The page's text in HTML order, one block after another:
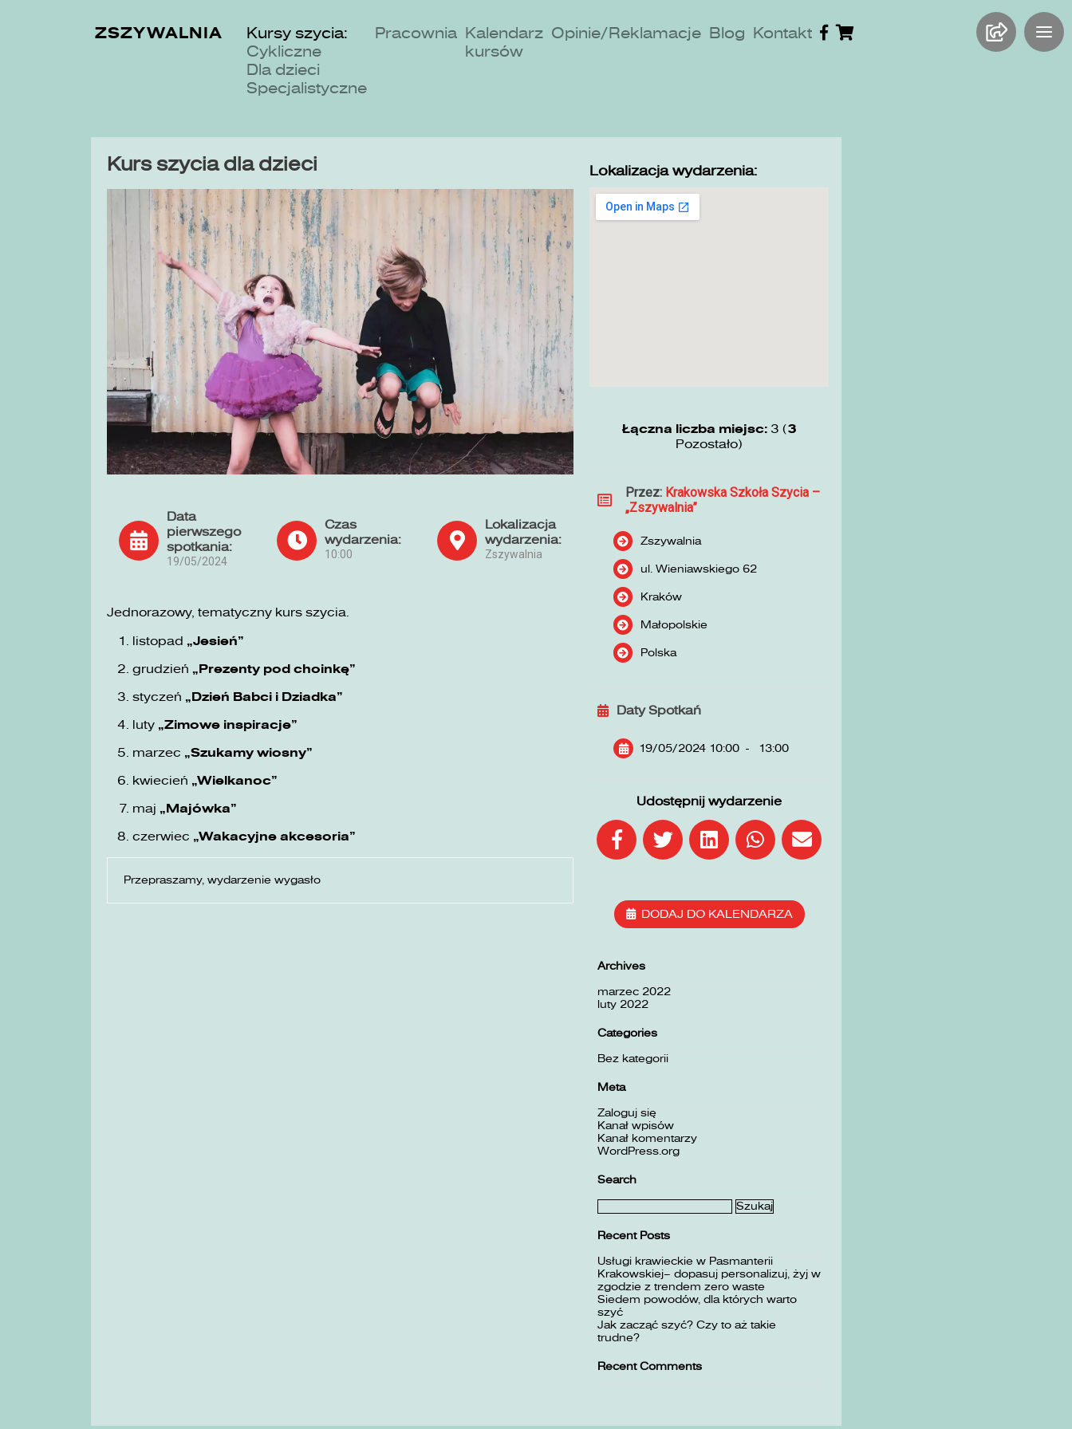
ZSZYWALNIA
Kursy szycia:
Cykliczne
Dla dzieci
Specjalistyczne
Pracownia Kalendarz
kursów
Opinie/Reklamacje Blog Kontakt
Kurs szycia dla dzieci
Data
pierwszego
spotkania:
19/05/2024
Czas
wydarzenia:
10:00
Lokalizacja
wydarzenia:
Zszywalnia
Jednorazowy, tematyczny kurs szycia.
listopad „Jesień”
grudzień „Prezenty pod choinkę”
styczeń „Dzień Babci i Dziadka”
luty „Zimowe inspiracje”
marzec „Szukamy wiosny”
kwiecień „Wielkanoc”
maj „Majówka”
czerwiec „Wakacyjne akcesoria”
Przepraszamy, wydarzenie wygasło
Lokalizacja wydarzenia:
Łączna liczba miejsc: 3 (3
Pozostało)
Przez: Krakowska Szkoła Szycia –
„Zszywalnia”
Zszywalnia
ul. Wieniawskiego 62
Kraków
Małopolskie
Polska
Daty Spotkań
19/05/2024 10:00 - 13:00
Udostępnij wydarzenie
DODAJ DO KALENDARZA
Archives
marzec 2022
luty 2022
Categories
Bez kategorii
Meta
Zaloguj się
Kanał wpisów
Kanał komentarzy
WordPress.org
Search
Szukaj:
Recent Posts
Usługi krawieckie w Pasmanterii
Krakowskiej– dopasuj personalizuj, żyj w
zgodzie z trendem zero waste
Siedem powodów, dla których warto
szyć
Jak zacząć szyć? Czy to aż takie
trudne?
Recent Comments